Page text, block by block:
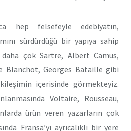
hep felsefeyle edebiyatın,
sürdürdüğü bir yapıya sahip
daha çok Sartre, Albert Camus,
Blanchot, Georges Bataille gibi
içerisinde görmekteyiz.
Voltaire, Rousseau,
ürün veren yazarların çok
Fransa’yı ayrıcalıklı bir yere